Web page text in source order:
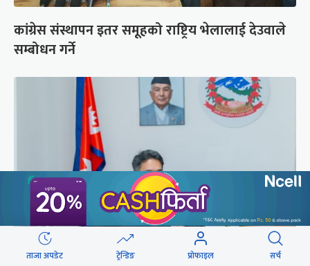
कांग्रेस संस्थापन इतर समूहको राष्ट्रिय भेलालाई देउवाले
सम्बोधन गर्ने
ताजा अपडेट ट्रेन्डिङ प्रोफाइल सर्च